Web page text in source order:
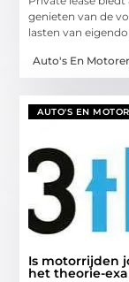
genieten van de
lasten van
Auto's En
AUTO'S EN
Is motorrijden
het theorie-